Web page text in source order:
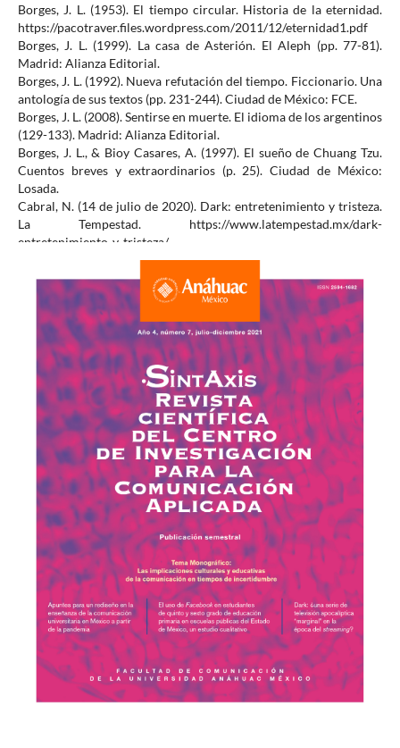
Borges, J. L. (1953). El tiempo circular. Historia de la eternidad.
https://pacotraver.files.wordpress.com/2011/12/eternidad1.pdf
Borges, J. L. (1999). La casa de Asterión. El Aleph (pp. 77-81).
Madrid: Alianza Editorial.
Borges, J. L. (1992). Nueva refutación del tiempo. Ficcionario. Una
antología de sus textos (pp. 231-244). Ciudad de México: FCE.
Borges, J. L. (2008). Sentirse en muerte. El idioma de los argentinos
(129-133). Madrid: Alianza Editorial.
Borges, J. L., & Bioy Casares, A. (1997). El sueño de Chuang Tzu.
Cuentos breves y extraordinarios (p. 25). Ciudad de México:
Losada.
Cabral, N. (14 de julio de 2020). Dark: entretenimiento y tristeza.
La Tempestad. https://www.latempestad.mx/dark-
entretenimiento-y-tristeza/
Caffarel Serra, C., Rubira García, R., & Neira Bronttis, W. (Coords.)
(2019). Intersecciones televisivas. Index Comunicación, 9(3),
Número monográfico.
https://journals.sfu.ca/indexcomunicacion/index.php/indexcomu
nicacion/issue/view/29
Cascajosa Virino, C. (2016). El ascenso de los ‘showrunners’:
creación y prestigio crítico en la televisión contemporánea. Index
Comunicación, 6(2), 23-40.
https://journals.sfu.ca/indexcomunicacion/index.php/indexcomu
nicacion/article/view/255/200
Carrión, J. Teleshakespeare. (2011). Madrid: Errata naturae.
Castañeda Sabido, F. & González, P. A. (Coords.). (2018).
Reflexiones multidisciplinarias sobre metodologías actuales en las
ciencias sociales. Ciudad de México: UNAM / Ediciones La
Biblioteca.
Del Campo Cañizares, E., Ivars, B., Puebla Martínez, B. (Coords.)
(2016). TV Series. Ficciones de nuestro tiempo. Index
Comunicación, 6(2), Número monográfico.
https://journals.sfu.ca/indexcomunicacion/index.php/indexcomu
nicacion/issue/view/12
De los Ríos, I., & Hernández R. (Coords.) (2014). True Detective.
Antología de lecturas no obligatorias. Madrid: Errata naturae.
Genette, G. (1989a). Figuras III. (Carlos Manzano, trad.). Barcelona:
Lumen.
Genette, G. (1989b). Palimpsestos. La literatura en segundo grado.
(Celia Fernández Prieto, trad.). Madrid: Taurus.